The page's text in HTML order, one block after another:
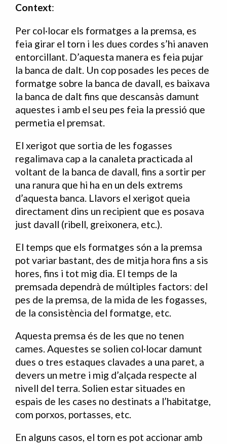
Context:
Per col·locar els formatges a la premsa, es
feia girar el torn i les dues cordes s’hi anaven
entorcillant. D’aquesta manera es feia pujar
la banca de dalt. Un cop posades les peces de
formatge sobre la banca de davall, es baixava
la banca de dalt fins que descansàs damunt
aquestes i amb el seu pes feia la pressió que
permetia el premsat.
El xerigot que sortia de les fogasses
regalimava cap a la canaleta practicada al
voltant de la banca de davall, fins a sortir per
una ranura que hi ha en un dels extrems
d’aquesta banca. Llavors el xerigot queia
directament dins un recipient que es posava
just davall (ribell, greixonera, etc.).
El temps que els formatges són a la premsa
pot variar bastant, des de mitja hora fins a sis
hores, fins i tot mig dia. El temps de la
premsada dependrà de múltiples factors: del
pes de la premsa, de la mida de les fogasses,
de la consistència del formatge, etc.
Aquesta premsa és de les que no tenen
cames. Aquestes se solien col·locar damunt
dues o tres estaques clavades a una paret, a
devers un metre i mig d’alçada respecte al
nivell del terra. Solien estar situades en
espais de les cases no destinats a l’habitatge,
com porxos, portasses, etc.
En alguns casos, el torn es pot accionar amb